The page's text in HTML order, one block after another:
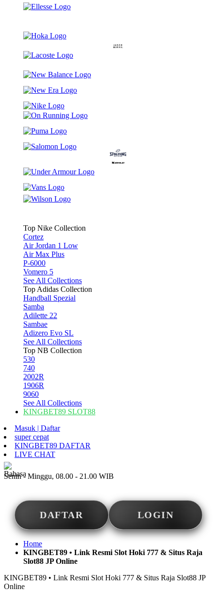
Top Nike Collection
Cortez
Air Jordan 1 Low
Air Max Plus
P-6000
Vomero 5
See All Collections
Top Adidas Collection
Handball Spezial
Samba
Adilette 22
Sambae
Adizero Evo SL
See All Collections
Top NB Collection
530
740
2002R
1906R
9060
See All Collections
KINGBET89 SLOT88
Masuk | Daftar
super cepat
KINGBET89 DAFTAR
LIVE CHAT
Senin - Minggu, 08.00 - 21.00 WIB
DAFTAR LOGIN
Home
KINGBET89 • Link Resmi Slot Hoki 777 & Situs Raja
Slot88 JP Online
KINGBET89 • Link Resmi Slot Hoki 777 & Situs Raja Slot88 JP
Online